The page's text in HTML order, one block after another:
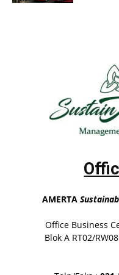
AMERTA
Office Business
Blok A RT02/